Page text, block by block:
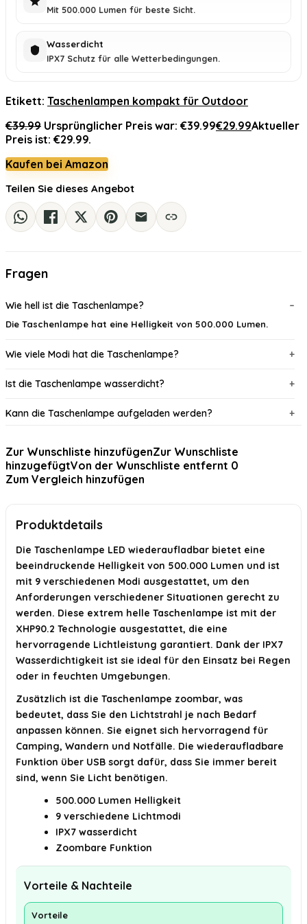
Mit 500.000 Lumen für beste Sicht.
Wasserdicht
IPX7 Schutz für alle Wetterbedingungen.
Etikett: Taschenlampen kompakt für Outdoor
€39.99 Ursprünglicher Preis war: €39.99€29.99Aktueller
Preis ist: €29.99.
Kaufen bei Amazon
Teilen Sie dieses Angebot
Fragen
Wie hell ist die Taschenlampe?
Die Taschenlampe hat eine Helligkeit von 500.000 Lumen.
Wie viele Modi hat die Taschenlampe?
Ist die Taschenlampe wasserdicht?
Kann die Taschenlampe aufgeladen werden?
Wie funktioniert die Zoom-Funktion der Taschenlampe?
Zur Wunschliste hinzufügenZur Wunschliste
hinzugefügtVon der Wunschliste entfernt 0
Zum Vergleich hinzufügen
Produktdetails
Die Taschenlampe LED wiederaufladbar bietet eine
beeindruckende Helligkeit von 500.000 Lumen und ist
mit 9 verschiedenen Modi ausgestattet, um den
Anforderungen verschiedener Situationen gerecht zu
werden. Diese extrem helle Taschenlampe ist mit der
XHP90.2 Technologie ausgestattet, die eine
hervorragende Lichtleistung garantiert. Dank der IPX7
Wasserdichtigkeit ist sie ideal für den Einsatz bei Regen
oder in feuchten Umgebungen.
Zusätzlich ist die Taschenlampe zoombar, was
bedeutet, dass Sie den Lichtstrahl je nach Bedarf
anpassen können. Sie eignet sich hervorragend für
Camping, Wandern und Notfälle. Die wiederaufladbare
Funktion über USB sorgt dafür, dass Sie immer bereit
sind, wenn Sie Licht benötigen.
500.000 Lumen Helligkeit
9 verschiedene Lichtmodi
IPX7 wasserdicht
Zoombare Funktion
Vorteile & Nachteile
Vorteile